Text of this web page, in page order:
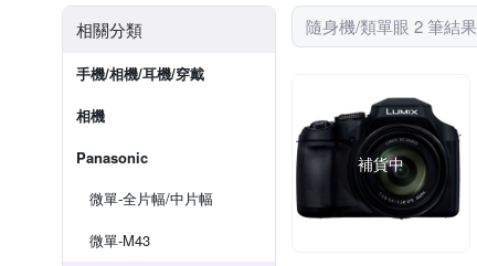
相關分類
手機/相機/耳機/穿戴
相機
Panasonic
微單-全片幅/中片幅
微單-M43
隨身機/類單眼 2 筆結果
補貨中